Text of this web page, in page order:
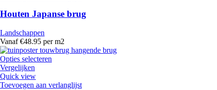
Houten Japanse brug
Landschappen
Vanaf €48.95 per m2
Opties selecteren
Vergelijken
Quick view
Toevoegen aan verlanglijst